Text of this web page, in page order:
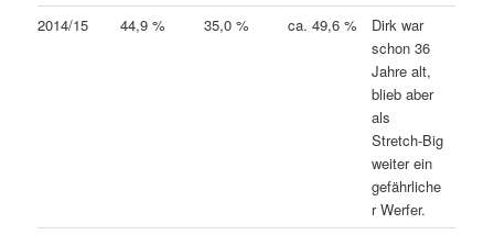
2014/15
44,9 % 35,0 % ca. 49,6 %
Dirk war
schon 36
Jahre alt,
blieb aber
als
Stretch-Big
weiter ein
gefährliche
r Werfer.